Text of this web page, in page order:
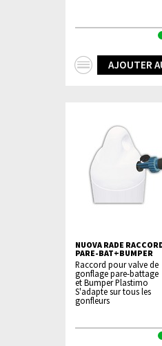
AJOUTER
NUOVA RADE
PARE-BAT+BUMPER
Raccord pour valve de
gonflage pare-battage
et Bumper Plastimo
S'adapte sur tous les
gonfleurs